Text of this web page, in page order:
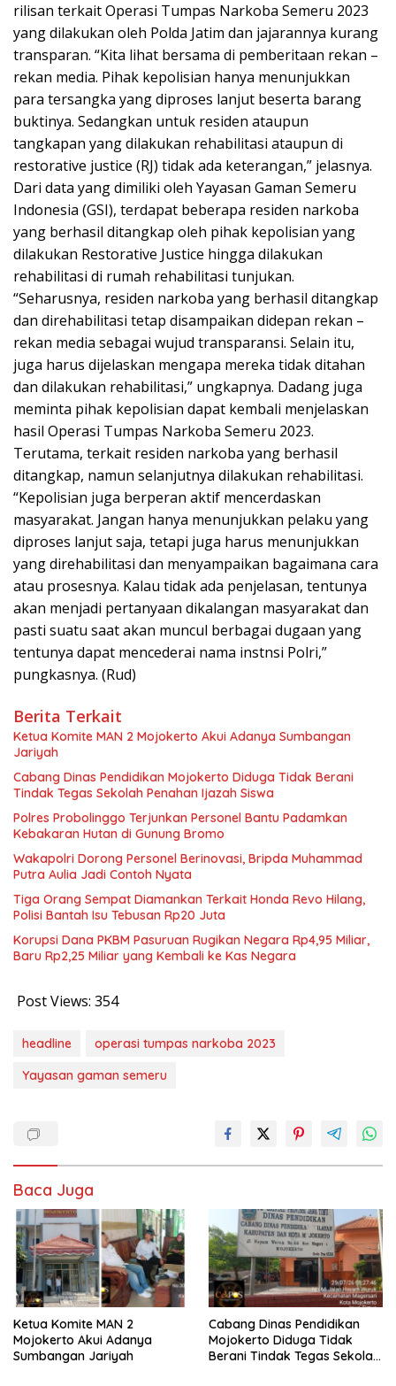
rilisan terkait Operasi Tumpas Narkoba Semeru 2023
yang dilakukan oleh Polda Jatim dan jajarannya kurang
transparan. “Kita lihat bersama di pemberitaan rekan –
rekan media. Pihak kepolisian hanya menunjukkan
para tersangka yang diproses lanjut beserta barang
buktinya. Sedangkan untuk residen ataupun
tangkapan yang dilakukan rehabilitasi ataupun di
restorative justice (RJ) tidak ada keterangan,” jelasnya.
Dari data yang dimiliki oleh Yayasan Gaman Semeru
Indonesia (GSI), terdapat beberapa residen narkoba
yang berhasil ditangkap oleh pihak kepolisian yang
dilakukan Restorative Justice hingga dilakukan
rehabilitasi di rumah rehabilitasi tunjukan.
“Seharusnya, residen narkoba yang berhasil ditangkap
dan direhabilitasi tetap disampaikan didepan rekan –
rekan media sebagai wujud transparansi. Selain itu,
juga harus dijelaskan mengapa mereka tidak ditahan
dan dilakukan rehabilitasi,” ungkapnya. Dadang juga
meminta pihak kepolisian dapat kembali menjelaskan
hasil Operasi Tumpas Narkoba Semeru 2023.
Terutama, terkait residen narkoba yang berhasil
ditangkap, namun selanjutnya dilakukan rehabilitasi.
“Kepolisian juga berperan aktif mencerdaskan
masyarakat. Jangan hanya menunjukkan pelaku yang
diproses lanjut saja, tetapi juga harus menunjukkan
yang direhabilitasi dan menyampaikan bagaimana cara
atau prosesnya. Kalau tidak ada penjelasan, tentunya
akan menjadi pertanyaan dikalangan masyarakat dan
pasti suatu saat akan muncul berbagai dugaan yang
tentunya dapat mencederai nama instnsi Polri,”
pungkasnya. (Rud)
Berita Terkait
Ketua Komite MAN 2 Mojokerto Akui Adanya Sumbangan
Jariyah
Cabang Dinas Pendidikan Mojokerto Diduga Tidak Berani
Tindak Tegas Sekolah Penahan Ijazah Siswa
Polres Probolinggo Terjunkan Personel Bantu Padamkan
Kebakaran Hutan di Gunung Bromo
Wakapolri Dorong Personel Berinovasi, Bripda Muhammad
Putra Aulia Jadi Contoh Nyata
Tiga Orang Sempat Diamankan Terkait Honda Revo Hilang,
Polisi Bantah Isu Tebusan Rp20 Juta
Korupsi Dana PKBM Pasuruan Rugikan Negara Rp4,95 Miliar,
Baru Rp2,25 Miliar yang Kembali ke Kas Negara
Post Views: 354
headline
operasi tumpas narkoba 2023
Yayasan gaman semeru
Baca Juga
Ketua Komite MAN 2
Mojokerto Akui Adanya
Sumbangan Jariyah
Cabang Dinas Pendidikan
Mojokerto Diduga Tidak
Berani Tindak Tegas Sekolah